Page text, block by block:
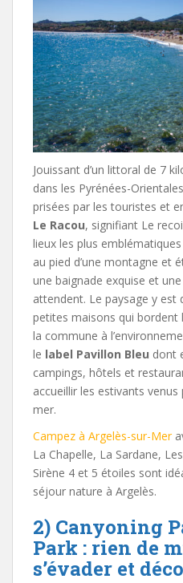
Jouissant d’un littoral de 7
dans les Pyrénées-
prisées par les touristes et
Le Racou, signifiant Le
lieux les plus emblématiques
au pied d’une montagne et
une baignade exquise et
attendent. Le paysage y est
petites maisons qui bordent
la commune à
le label Pavillon Bleu dont
campings, hôtels et
accueillir les estivants
mer.
Campez à Argelès-sur-Mer
La Chapelle, La Sardane,
Sirène 4 et 5 étoiles sont
séjour nature à Argelès.
2) Canyoning
Park : rien de
s’évader et